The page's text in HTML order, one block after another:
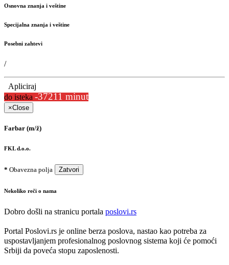
Osnovna znanja i veštine
Specijalna znanja i veštine
Posebni zahtevi
/
Apliciraj
do isteka -37211 minut
×Close
Farbar (m/ž)
FKL d.o.o.
* Obavezna polja Zatvori
Nekoliko reči o nama
Dobro došli na stranicu portala poslovi.rs
Portal Poslovi.rs je online berza poslova, nastao kao potreba za
uspostavljanjem profesionalnog poslovnog sistema koji će pomoći
Srbiji da poveća stopu zaposlenosti.